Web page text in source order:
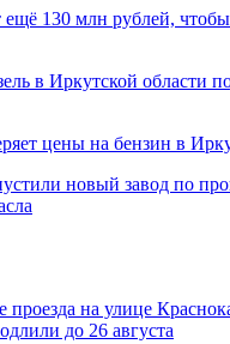
ещё 130 млн рублей,
в Иркутской области
цены на бензин в
новый завод по
проезда на улице
до 26 августа